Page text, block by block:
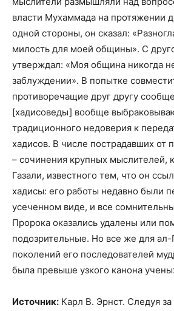
власти Мухаммада на протяжении
одной стороны, он сказал:
милость для моей общины». С
утверждал: «Моя община никогда
заблуждении». В попытке
противоречащие друг другу
[хадисоведы] вообще
традиционного недоверия к
хадисов. В числе пострадавших от
– сочинения крупных мыслителей,
Газали, известного тем, что он
хадисы: его работы недавно были
усеченном виде, и все
Пророка оказались удалены или
подозрительные. Но все же для ал-
поколений его последователей
была превыше узкого канона
Источник: Карл В. Эрнст. Следуя